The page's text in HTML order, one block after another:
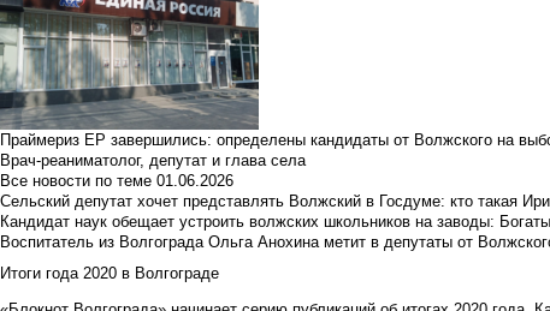
Праймериз ЕР завершились: определены кандидаты от Волжского на
Врач-реаниматолог, депутат и глава села
Все новости по теме 01.06.2026
Сельский депутат хочет представлять Волжский в Госдуме: кто такая
Кандидат наук обещает устроить волжских школьников на заводы:
Воспитатель из Волгограда Ольга Анохина метит в депутаты от
Итоги года 2020 в Волгограде